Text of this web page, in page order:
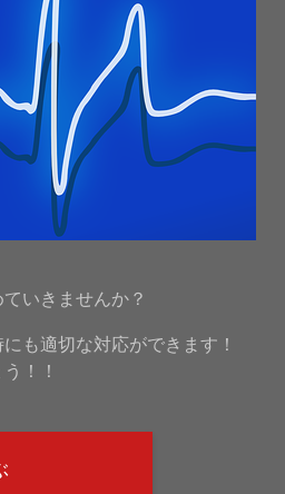
いきませんか？
も適切な対応ができます！
！！